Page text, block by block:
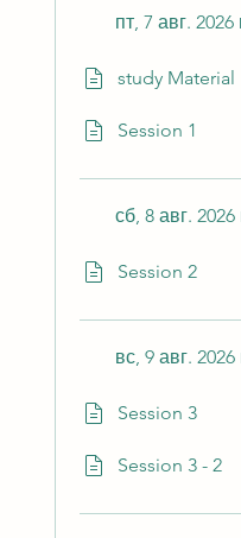
пт, 7 авг. 2026
study Material
Session 1
сб, 8 авг. 2026
Session 2
вс, 9 авг. 2026
Session 3
Session 3 - 2